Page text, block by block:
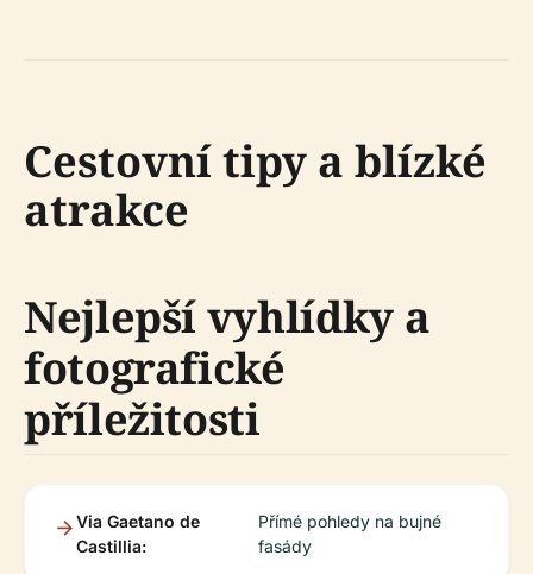
Cestovní tipy a blízké
atrakce
Nejlepší vyhlídky a
fotografické
příležitosti
Via Gaetano de
Castillia:
Přímé pohledy na bujné
fasády